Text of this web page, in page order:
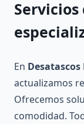
Servicios
En
actualizamos
Ofrecemos
comodidad.